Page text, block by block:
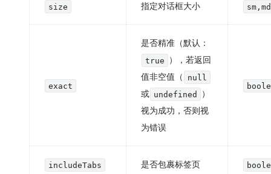
size 指定对话框大小
exact
是否精准（默认：
true
），若返回
值非空值（
null
或 undefined
）
视为成功，否则视
为错误
includeTabs 是否包裹标签页